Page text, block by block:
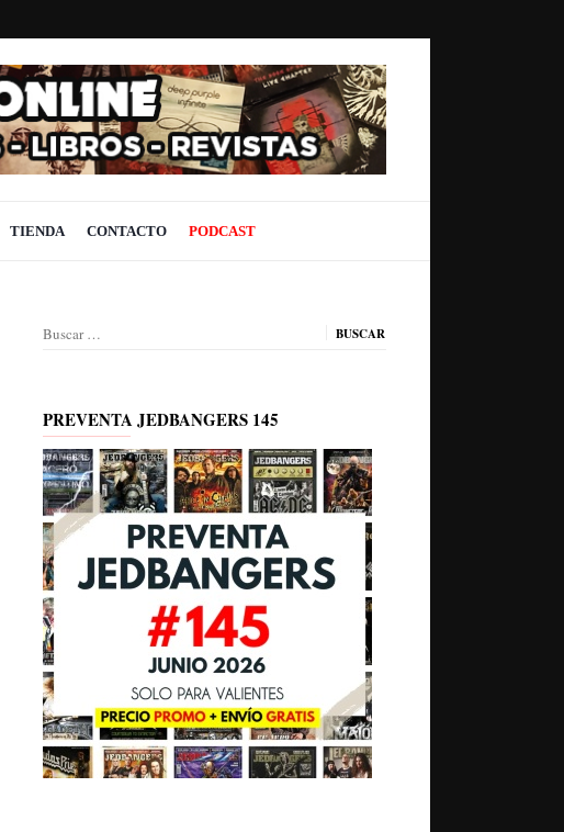
TIENDA CONTACTO PODCAST
Buscar:
PREVENTA JEDBANGERS 145